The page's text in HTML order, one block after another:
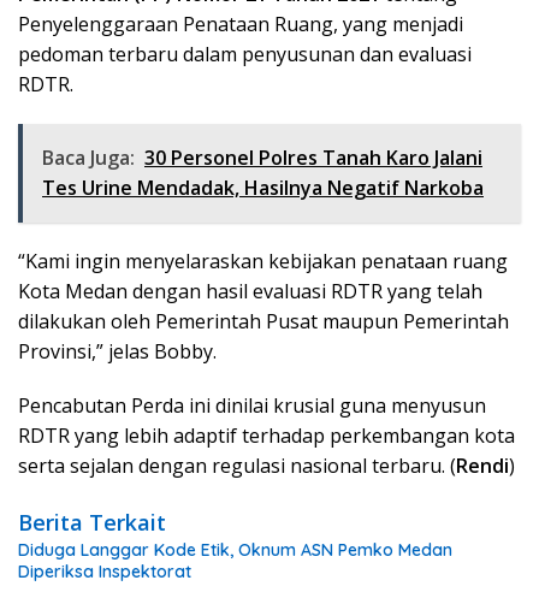
Penyelenggaraan Penataan Ruang, yang menjadi
pedoman terbaru dalam penyusunan dan evaluasi
RDTR.
Baca Juga: 30 Personel Polres Tanah Karo Jalani
Tes Urine Mendadak, Hasilnya Negatif Narkoba
“Kami ingin menyelaraskan kebijakan penataan ruang
Kota Medan dengan hasil evaluasi RDTR yang telah
dilakukan oleh Pemerintah Pusat maupun Pemerintah
Provinsi,” jelas Bobby.
Pencabutan Perda ini dinilai krusial guna menyusun
RDTR yang lebih adaptif terhadap perkembangan kota
serta sejalan dengan regulasi nasional terbaru. (Rendi)
Berita Terkait
Diduga Langgar Kode Etik, Oknum ASN Pemko Medan
Diperiksa Inspektorat